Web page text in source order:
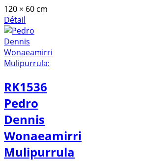
120 × 60 cm
Détail
RK1536
Pedro
Dennis
Wonaeamirri
Mulipurrula